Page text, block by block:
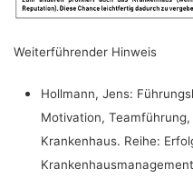
Weiterführender Hinweis
Hollmann, Jens:
Motivation,
Krankenhaus. Reihe: